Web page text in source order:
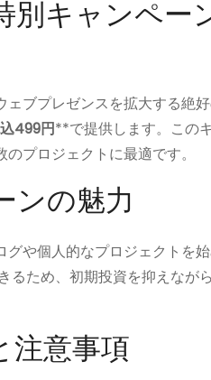
キャンペー
ブプレゼンスを拡大する絶
499円**で提供します。この
プロジェクトに最適です。
ンの魅力
や個人的なプロジェクトを
ため、初期投資を抑えなが
注意事項